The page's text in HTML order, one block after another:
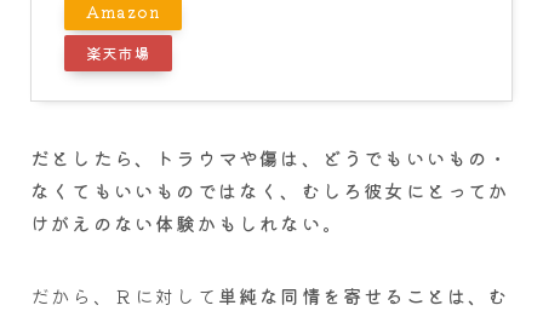
Amazon
楽天市場
だとしたら、トラウマや傷は、どうでもいいもの・
なくてもいいものではなく、むしろ彼女にとってか
けがえのない体験かもしれない。
だから、Ｒに対して 単純な同情を寄せることは、む